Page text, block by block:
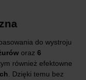
do wystroju
oraz 6
również efektowne
. Dzięki temu bez